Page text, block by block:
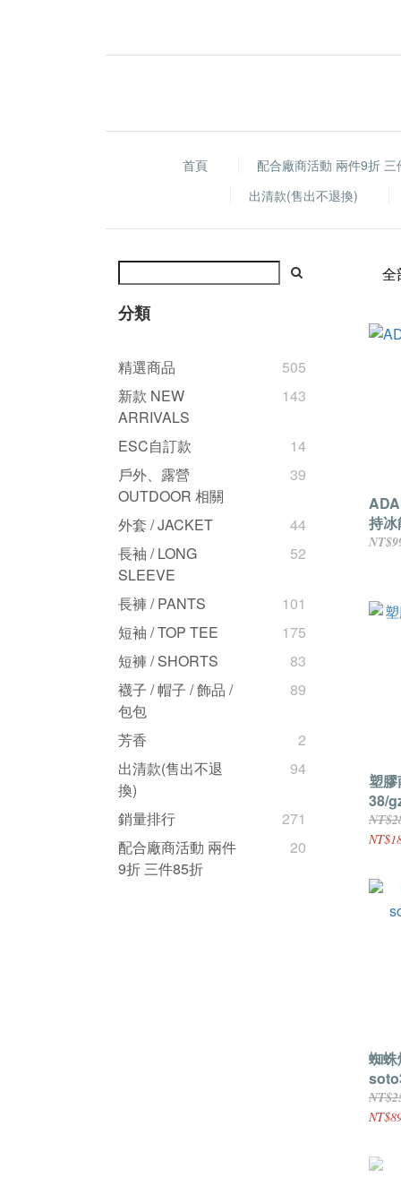
首頁 配合廠商活動 兩件9折 三
出清款(售出不退換)
分類
精選商品
505
新款 NEW
ARRIVALS
143
ESC自訂款
14
戶外、露營
OUTDOOR 相關
39
外套 / JACKET
44
長袖 / LONG
SLEEVE
52
長褲 / PANTS
101
短袖 / TOP TEE
175
短褲 / SHORTS
83
襪子 / 帽子 / 飾品 /
包包
89
芳香
2
出清款(售出不退
換)
94
銷量排行
271
配合廠商活動 兩件
9折 三件85折
20
全
持
塑膠
38/
蜘蛛